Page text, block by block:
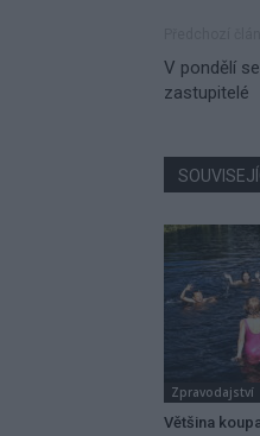
V pondělí
zastupitelé
Zpravodajství
Většina